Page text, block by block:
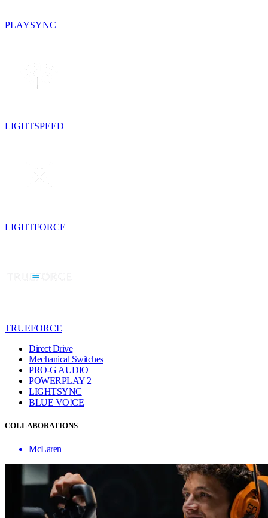
PLAYSYNC
LIGHTSPEED
LIGHTFORCE
TRUEFORCE
Direct Drive
Mechanical Switches
PRO-G AUDIO
POWERPLAY 2
LIGHTSYNC
BLUE VO!CE
COLLABORATIONS
McLaren